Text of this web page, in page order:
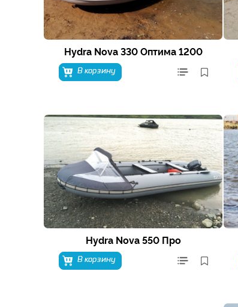
Hydra Nova 330 Оптима 1200
В корзину
Hydra Nova 550 Про
В корзину